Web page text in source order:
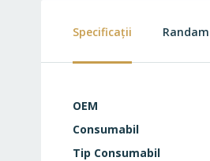
images
Specificații
Specificații
OEM
Consumabil
Tip Consumabil